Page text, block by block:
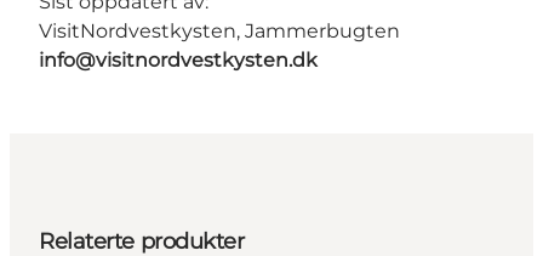
VisitNordvestkysten, Jammerbugten
info@visitnordvestkysten.dk
Relaterte produkter